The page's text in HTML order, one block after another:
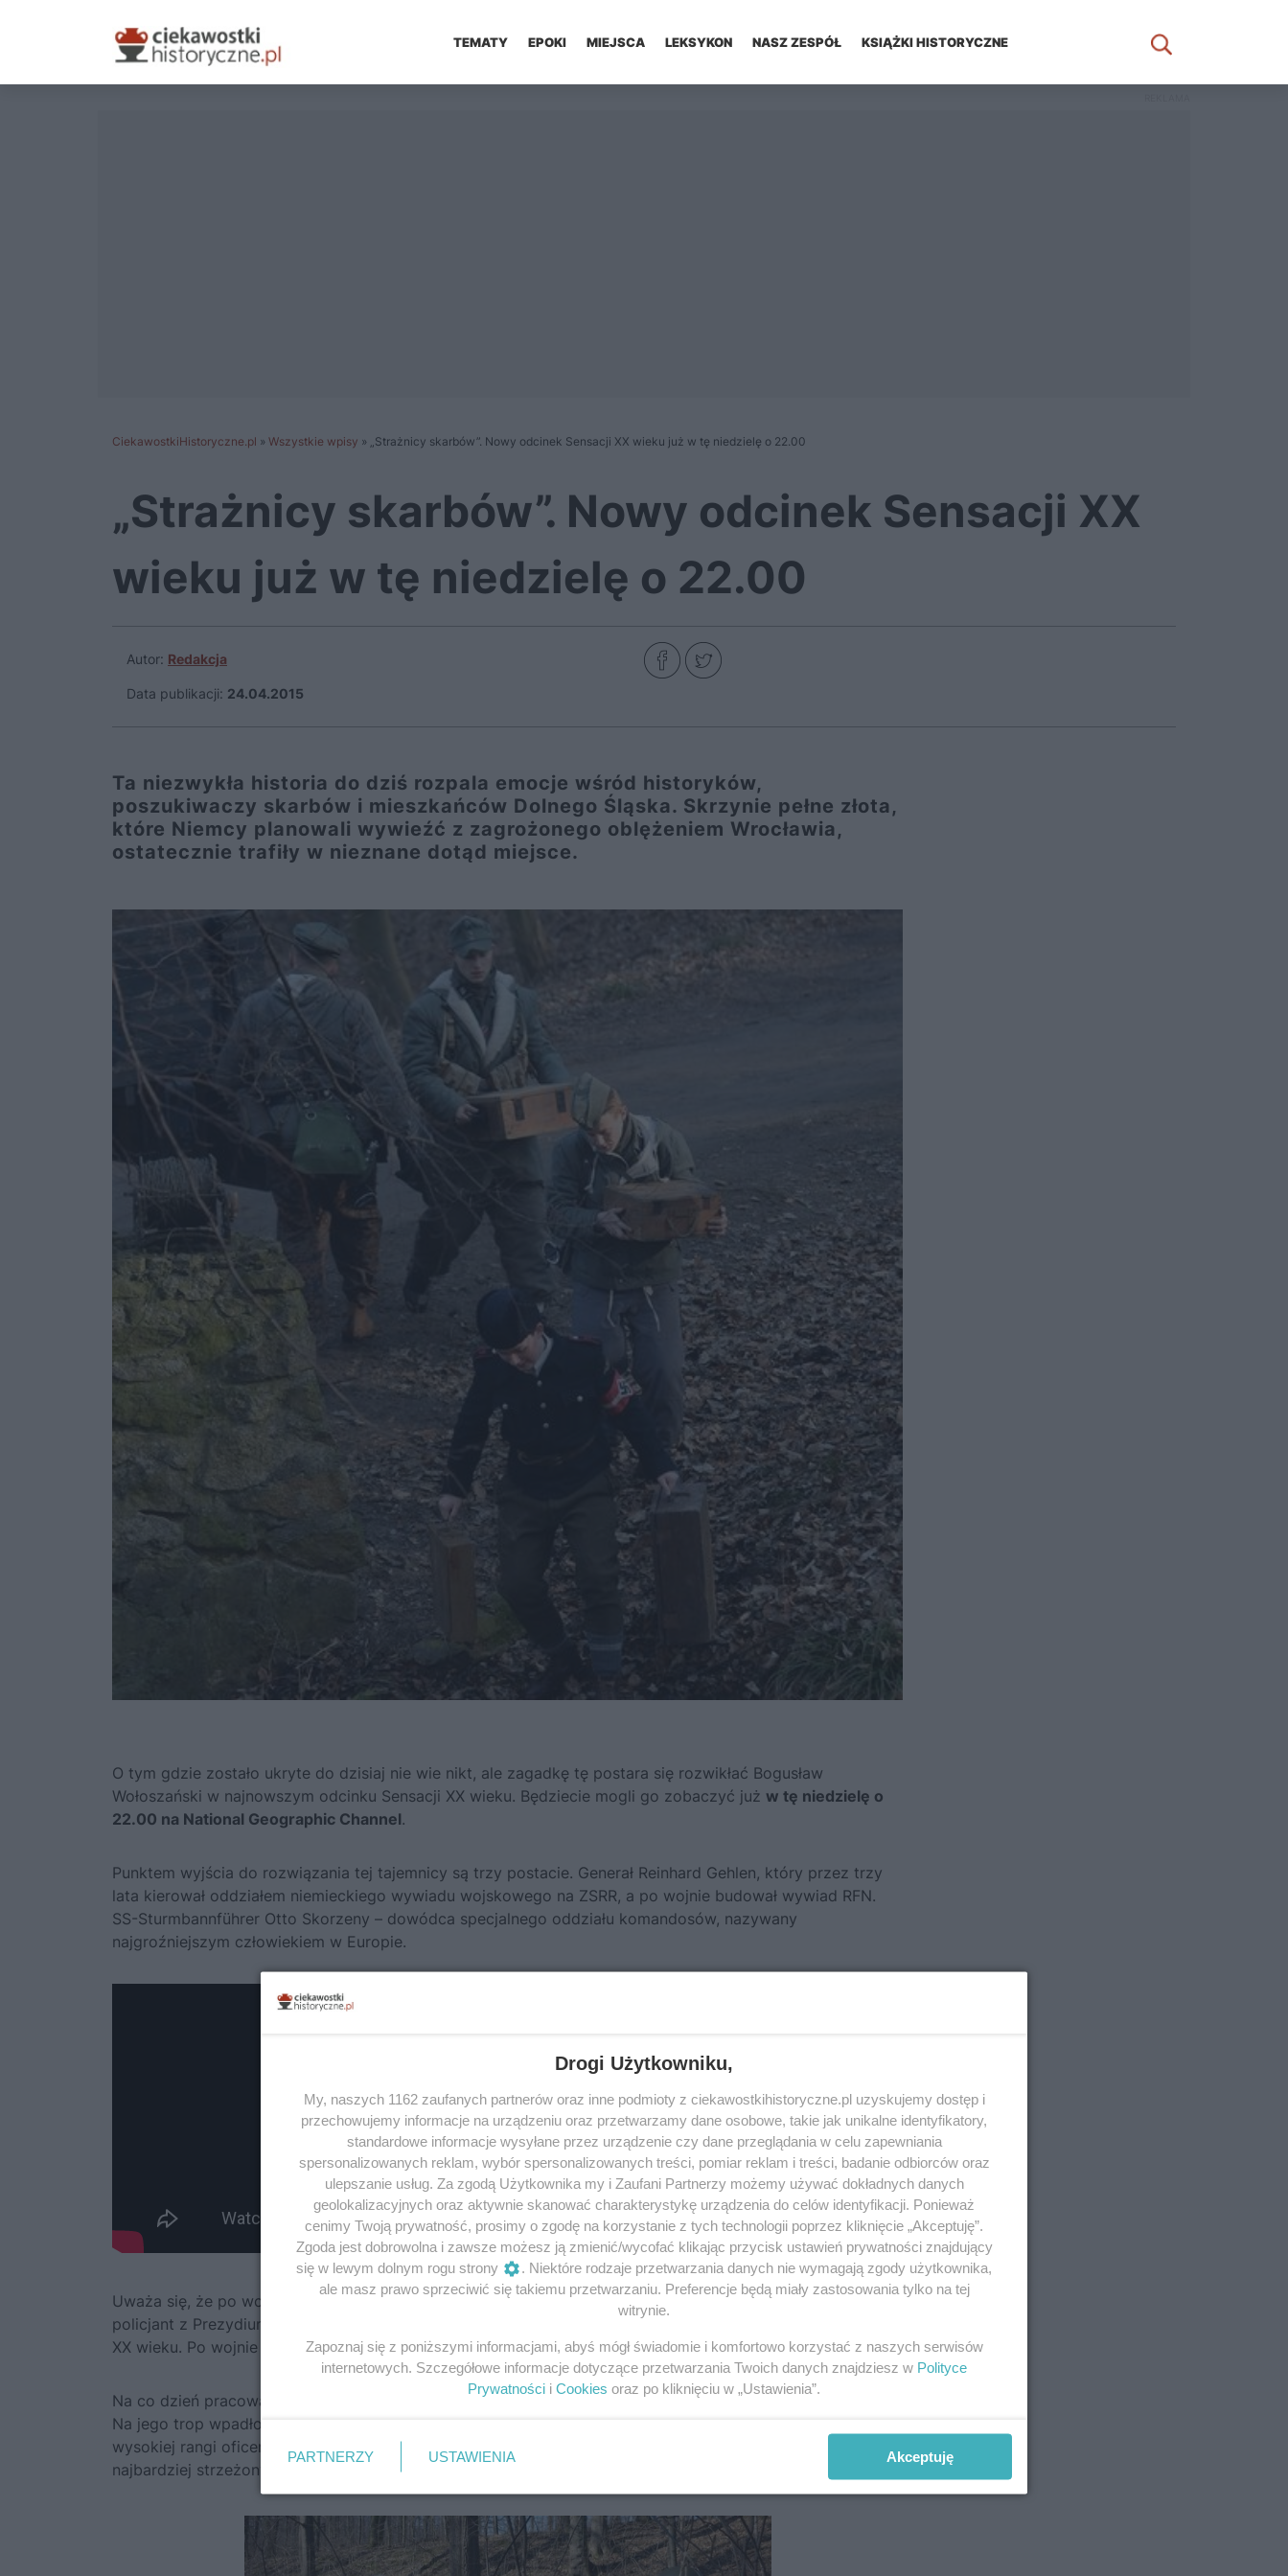
TEMATY EPOKI MIEJSCA LEKSYKON NASZ ZESPÓŁ KSIĄŻKI HISTORYCZNE
CiekawostkiHistoryczne.pl » Wszystkie wpisy » „Strażnicy skarbów”. Nowy odcinek Sensacji XX wieku już w tę niedzielę o 22.00
„Strażnicy skarbów”. Nowy odcinek Sensacji XX
wieku już w tę niedzielę o 22.00
Autor: Redakcja
Data publikacji: 24.04.2015
Ta niezwykła historia do dziś rozpala emocje wśród historyków,
poszukiwaczy skarbów i mieszkańców Dolnego Śląska. Skrzynie pełne złota,
które Niemcy planowali wywieźć z zagrożonego oblężeniem Wrocławia,
ostatecznie trafiły w nieznane dotąd miejsce.
O tym gdzie zostało ukryte do dzisiaj nie wie nikt, ale zagadkę tę postara się rozwikłać Bogusław
Wołoszański w najnowszym odcinku Sensacji XX wieku. Będziecie mogli go zobaczyć już w tę niedzielę o
22.00 na National Geographic Channel.
Punktem wyjścia do rozwiązania tej tajemnicy są trzy postacie. Generał Reinhard Gehlen, który przez trzy
lata kierował oddziałem niemieckiego wywiadu wojskowego na ZSRR, a po wojnie budował wywiad RFN.
SS-Sturmbannführer Otto Skorzeny – dowódca specjalnego oddziału komandosów, nazywany
najgroźniejszym człowiekiem w Europie.
Uważa się, że po wojnie dowodził tajną organizacją byłych esesmanów. Herbert Klose, prawdopodobnie
policjant z Prezydium Policji we Wrocławiu, człowiek, który mógł znać miejsce ukrycia największego skarbu
XX wieku. Po wojnie pozostał w Polsce, ukrywając się pod fałszywymi dokumentami nieopodal Wrocławia.
Na co dzień pracował jako weterynarz, ale jego głównym zadaniem miało być strzeżenie ukrytego skarbu.
Na jego trop wpadło UB, ale podczas przesłuchania nie zdradził on swojej tajemnicy. To, co łączyło
wysokiej rangi oficerów SS oraz ich udział w rabunku i ukryciu złota jest jedną z niewyjaśnionych i
najbardziej strzeżonych tajemnic XX wieku.
Drogi Użytkowniku,
My, naszych 1162 zaufanych partnerów oraz inne podmioty z ciekawostkihistoryczne.pl uzyskujemy dostęp i
przechowujemy informacje na urządzeniu oraz przetwarzamy dane osobowe, takie jak unikalne identyfikatory,
standardowe informacje wysyłane przez urządzenie czy dane przeglądania w celu zapewniania
spersonalizowanych reklam, wybór spersonalizowanych treści, pomiar reklam i treści, badanie odbiorców oraz
ulepszanie usług. Za zgodą Użytkownika my i Zaufani Partnerzy możemy używać dokładnych danych
geolokalizacyjnych oraz aktywnie skanować charakterystykę urządzenia do celów identyfikacji. Ponieważ
cenimy Twoją prywatność, prosimy o zgodę na korzystanie z tych technologii poprzez kliknięcie „Akceptuję”.
Zgoda jest dobrowolna i zawsze możesz ją zmienić/wycofać klikając przycisk ustawień prywatności znajdujący
się w lewym dolnym rogu strony
. Niektóre rodzaje przetwarzania danych nie wymagają zgody użytkownika,
ale masz prawo sprzeciwić się takiemu przetwarzaniu. Preferencje będą miały zastosowania tylko na tej
witrynie.
Zapoznaj się z poniższymi informacjami, abyś mógł świadomie i komfortowo korzystać z naszych serwisów
internetowych. Szczegółowe informacje dotyczące przetwarzania Twoich danych znajdziesz w Polityce
Prywatności i Cookies oraz po kliknięciu w „Ustawienia”.
PARTNERZY USTAWIENIA Akceptuję